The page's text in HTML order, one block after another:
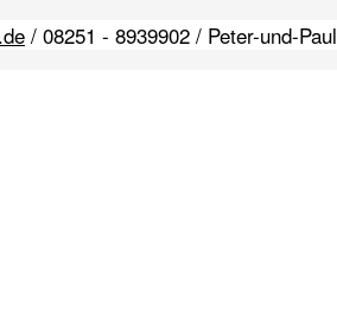
/ 08251 - 8939902 / Peter-und-